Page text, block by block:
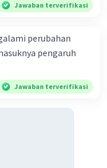
Jawaban terverifikasi
perubahan
pengaruh
Jawaban terverifikasi